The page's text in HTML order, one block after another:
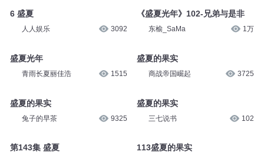
6 盛夏
人人娱乐 3092
盛夏光年
青雨长夏丽佳浩 1515
盛夏的果实
兔子的早茶 9325
第143集 盛夏
《盛夏光年》102-兄弟与是非
东榆_SaMa 1万
盛夏的果实
商战帝国崛起 3725
盛夏的果实
三七说书 102
113盛夏的果实